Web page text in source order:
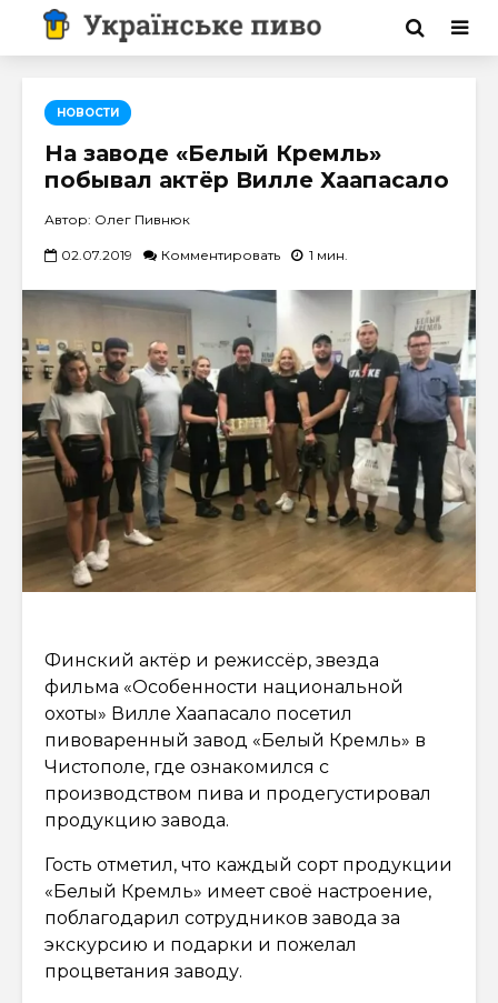
НОВОСТИ
На заводе «Белый Кремль»
побывал актёр Вилле Хаапасало
Автор: Олег Пивнюк
02.07.2019 Комментировать 1 мин.
Финский актёр и режиссёр, звезда
фильма «Особенности национальной
охоты» Вилле Хаапасало посетил
пивоваренный завод «Белый Кремль» в
Чистополе, где ознакомился с
производством пива и продегустировал
продукцию завода.
Гость отметил, что каждый сорт продукции
«Белый Кремль» имеет своё настроение,
поблагодарил сотрудников завода за
экскурсию и подарки и пожелал
процветания заводу.